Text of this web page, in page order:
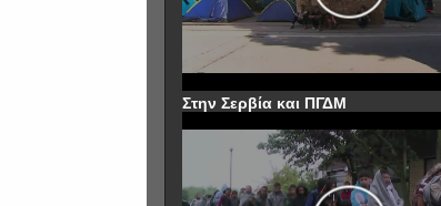
Στην Σερβία και ΠΓΔΜ